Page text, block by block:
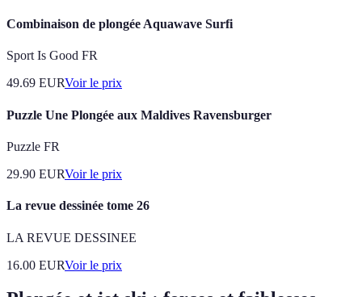
Combinaison de plongée Aquawave Surfi
Sport Is Good FR
49.69 EURVoir le prix
Puzzle Une Plongée aux Maldives Ravensburger
Puzzle FR
29.90 EURVoir le prix
La revue dessinée tome 26
LA REVUE DESSINEE
16.00 EURVoir le prix